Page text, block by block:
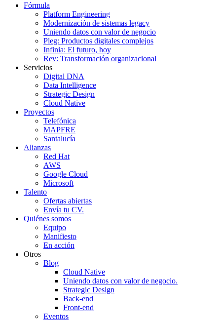
Fórmula
Platform Engineering
Modernización de sistemas legacy
Uniendo datos con valor de negocio
Pleg: Productos digitales complejos
Infinia: El futuro, hoy
Rev: Transformación organizacional
Servicios
Digital DNA
Data Intelligence
Strategic Design
Cloud Native
Proyectos
Telefónica
MAPFRE
Santalucía
Alianzas
Red Hat
AWS
Google Cloud
Microsoft
Talento
Ofertas abiertas
Envía tu CV.
Quiénes somos
Equipo
Manifiesto
En acción
Otros
Blog
Cloud Native
Uniendo datos con valor de negocio.
Strategic Design
Back-end
Front-end
Eventos